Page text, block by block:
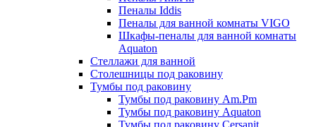
Пеналы Iddis
Пеналы для ванной комнаты VIGO
Шкафы-пеналы для ванной комнаты
Aquaton
Стеллажи для ванной
Столешницы под раковину
Тумбы под раковину
Тумбы под раковину Am.Pm
Тумбы под раковину Aquaton